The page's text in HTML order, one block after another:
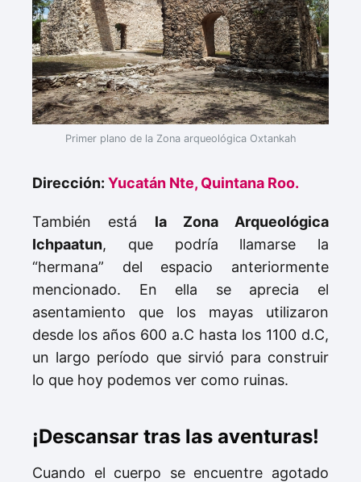
Primer plano de la Zona arqueológica Oxtankah
Dirección: Yucatán Nte, Quintana Roo.
También está la Zona Arqueológica
Ichpaatun, que podría llamarse la
“hermana” del espacio anteriormente
mencionado. En ella se aprecia el
asentamiento que los mayas utilizaron
desde los años 600 a.C hasta los 1100 d.C,
un largo período que sirvió para construir
lo que hoy podemos ver como ruinas.
¡Descansar tras las aventuras!
Cuando el cuerpo se encuentre agotado